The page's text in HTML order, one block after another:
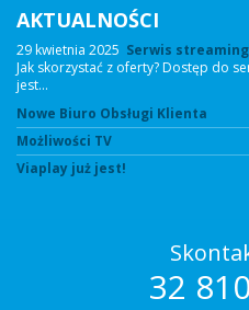
AKTUALNOŚCI
29 kwietnia 2025 Serwis
Jak skorzystać z oferty? Dostęp do
jest…
Nowe Biuro Obsługi Klienta
Możliwości TV
Viaplay już jest!
32